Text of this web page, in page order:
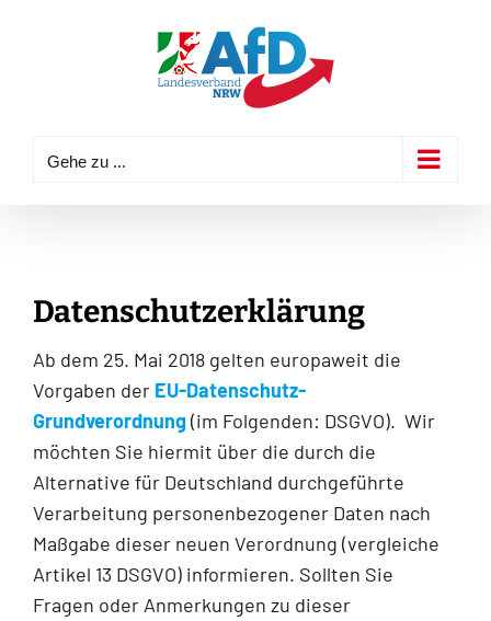
Gehe zu ...
Datenschutzerklärung
Ab dem 25. Mai 2018 gelten europaweit die
Vorgaben der EU-Datenschutz-
Grundverordnung(im Folgenden: DSGVO). Wir
möchten Sie hiermit über die durch die
Alternative für Deutschland durchgeführte
Verarbeitung personenbezogener Daten nach
Maßgabe dieser neuen Verordnung (vergleiche
Artikel 13 DSGVO) informieren. Sollten Sie
Fragen oder Anmerkungen zu dieser